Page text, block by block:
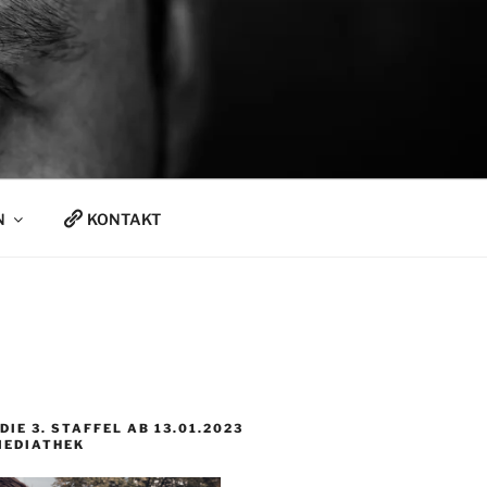
KONTAKT
3. STAFFEL AB 13.01.2023